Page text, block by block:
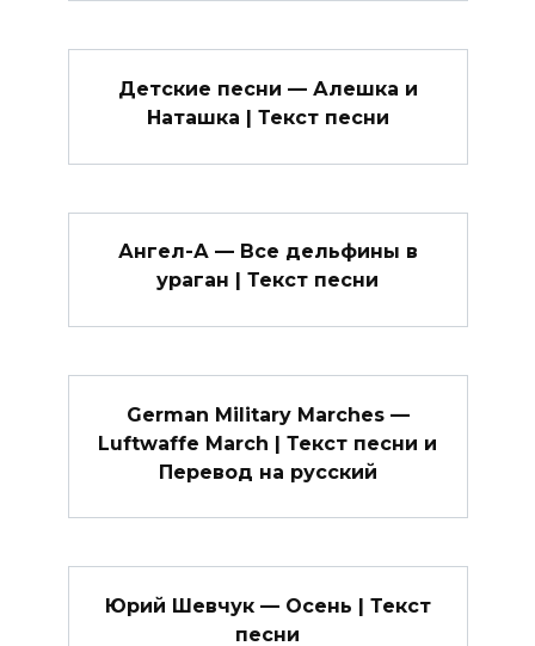
Детские песни — Алешка и
Наташка | Текст песни
Ангел-А — Все дельфины в
ураган | Текст песни
German Military Marches —
Luftwaffe March | Текст песни и
Перевод на русский
Юрий Шевчук — Осень | Текст
песни